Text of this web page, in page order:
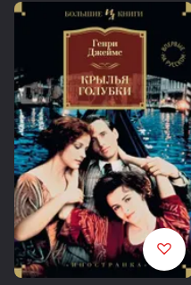
Ричард Гаррис Барэм, Шарлотта
Генри ван Дайк